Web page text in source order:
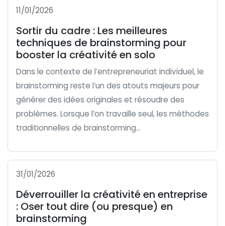
11/01/2026
Sortir du cadre : Les meilleures
techniques de brainstorming pour
booster la créativité en solo
Dans le contexte de l’entrepreneuriat individuel, le
brainstorming reste l’un des atouts majeurs pour
générer des idées originales et résoudre des
problèmes. Lorsque l’on travaille seul, les méthodes
traditionnelles de brainstorming...
31/01/2026
Déverrouiller la créativité en entreprise
: Oser tout dire (ou presque) en
brainstorming